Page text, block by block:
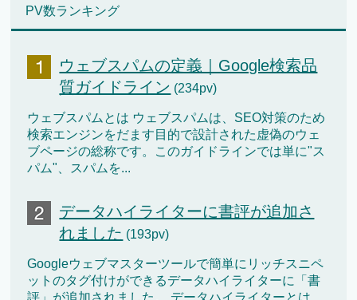
PV数ランキング
ウェブスパムの定義｜Google検索品
質ガイドライン (234pv)
ウェブスパムとは ウェブスパムは、SEO対策のため
検索エンジンをだます目的で設計された虚偽のウェ
ブページの総称です。このガイドラインでは単に"ス
パム"、スパムを...
データハイライターに書評が追加さ
れました (193pv)
Googleウェブマスターツールで簡単にリッチスニペ
ットのタグ付けができるデータハイライターに「書